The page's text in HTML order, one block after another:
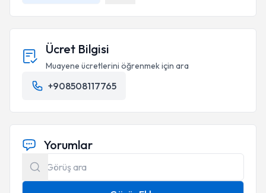
Ücret Bilgisi
Muayene ücretlerini öğrenmek için ara
+908508117765
Yorumlar